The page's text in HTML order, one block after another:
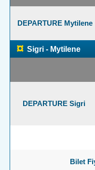
DEPARTURE Mytilene
¤ Sigri - Mytilene
DEPARTURE Sigri
Bilet